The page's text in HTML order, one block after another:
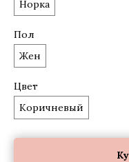
Норка
Пол
Жен
Цвет
Коричневый